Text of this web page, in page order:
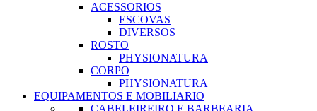
ACESSORIOS
ESCOVAS
DIVERSOS
ROSTO
PHYSIONATURA
CORPO
PHYSIONATURA
EQUIPAMENTOS E MOBILIARIO
CABELEIREIRO E BARBEARIA